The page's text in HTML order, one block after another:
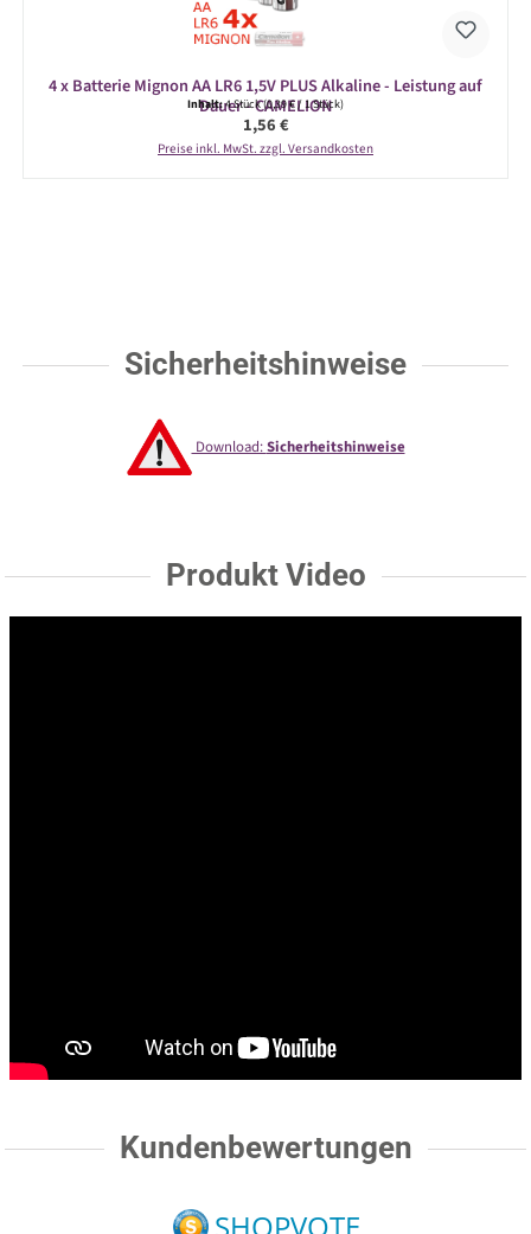
4 x Batterie Mignon AA LR6 1,5V PLUS Alkaline - Leistung auf
Dauer - CAMELION
Inhalt:4 Stück(0,39 € / 1 Stück)
Regulärer Preis:
1,56 €
Preise inkl. MwSt. zzgl. Versandkosten
Sicherheitshinweise
Download:Sicherheitshinweise
Produkt Video
Kundenbewertungen